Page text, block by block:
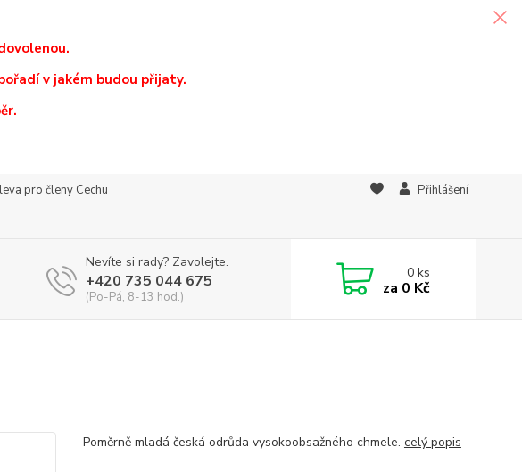
v jakém budou přijaty.
pro členy Cechu
Přihlášení
Nevíte si rady? Zavolejte.
+420 735 044 675
(Po-Pá, 8-13 hod.)
0ks
za 0 Kč
Poměrně mladá česká odrůda vysokoobsažného chmele. celý popis